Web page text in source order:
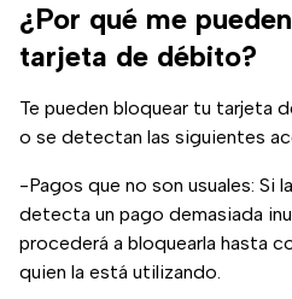
¿Por qué me
tarjeta de débito?
Te pueden bloquear tu tarjeta
o se detectan las siguientes
-Pagos que no son usuales: Si
detecta un pago demasiada
procederá a bloquearla hasta
quien la está utilizando.